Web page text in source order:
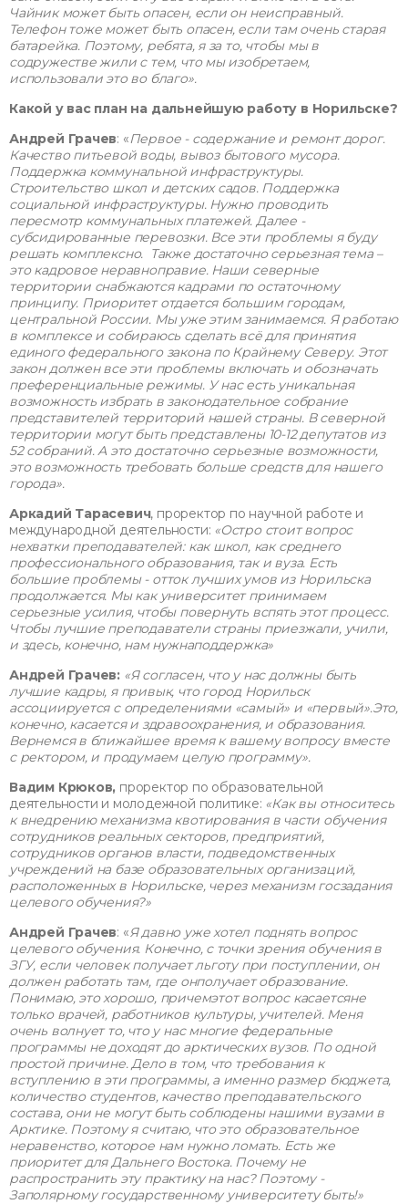
Чайник может быть опасен, если он неисправный.
Телефон тоже может быть опасен, если там очень старая
батарейка. Поэтому, ребята, я за то, чтобы мы в
содружестве жили с тем, что мы изобретаем,
использовали это во благо».
Какой у вас план на дальнейшую работу в Норильске?
Андрей Грачев: «Первое - содержание и ремонт дорог.
Качество питьевой воды, вывоз бытового мусора.
Поддержка коммунальной инфраструктуры.
Строительство школ и детских садов. Поддержка
социальной инфраструктуры. Нужно проводить
пересмотр коммунальных платежей. Далее -
субсидированные перевозки. Все эти проблемы я буду
решать комплексно. Также достаточно серьезная тема –
это кадровое неравноправие. Наши северные
территории снабжаются кадрами по остаточному
принципу. Приоритет отдается большим городам,
центральной России. Мы уже этим занимаемся. Я работаю
в комплексе и собираюсь сделать всё для принятия
единого федерального закона по Крайнему Северу. Этот
закон должен все эти проблемы включать и обозначать
преференциальные режимы. У нас есть уникальная
возможность избрать в законодательное собрание
представителей территорий нашей страны. В северной
территории могут быть представлены 10-12 депутатов из
52 собраний. А это достаточно серьезные возможности,
это возможность требовать больше средств для нашего
города».
Аркадий Тарасевич, проректор по научной работе и
международной деятельности: «Остро стоит вопрос
нехватки преподавателей: как школ, как среднего
профессионального образования, так и вуза. Есть
большие проблемы - отток лучших умов из Норильска
продолжается. Мы как университет принимаем
серьезные усилия, чтобы повернуть вспять этот процесс.
Чтобы лучшие преподаватели страны приезжали, учили,
и здесь, конечно, нам нужнаподдержка»
Андрей Грачев: «Я согласен, что у нас должны быть
лучшие кадры, я привык, что город Норильск
ассоциируется с определениями «самый» и «первый».Это,
конечно, касается и здравоохранения, и образования.
Вернемся в ближайшее время к вашему вопросу вместе
с ректором, и продумаем целую программу».
Вадим Крюков, проректор по образовательной
деятельности и молодежной политике: «Как вы относитесь
к внедрению механизма квотирования в части обучения
сотрудников реальных секторов, предприятий,
сотрудников органов власти, подведомственных
учреждений на базе образовательных организаций,
расположенных в Норильске, через механизм госзадания
целевого обучения?»
Андрей Грачев: «Я давно уже хотел поднять вопрос
целевого обучения. Конечно, с точки зрения обучения в
ЗГУ, если человек получает льготу при поступлении, он
должен работать там, где онполучает образование.
Понимаю, это хорошо, причемэтот вопрос касаетсяне
только врачей, работников культуры, учителей. Меня
очень волнует то, что у нас многие федеральные
программы не доходят до арктических вузов. По одной
простой причине. Дело в том, что требования к
вступлению в эти программы, а именно размер бюджета,
количество студентов, качество преподавательского
состава, они не могут быть соблюдены нашими вузами в
Арктике. Поэтому я считаю, что это образовательное
неравенство, которое нам нужно ломать. Есть же
приоритет для Дальнего Востока. Почему не
распространить эту практику на нас? Поэтому -
Заполярному государственному университету быть!»